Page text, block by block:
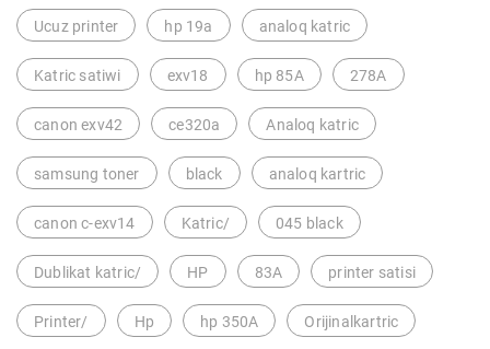
Ucuz printer hp 19a analoq katric
Katric satiwi exv18 hp 85A 278A
canon exv42 ce320a Analoq katric
samsung toner black analoq kartric
canon c-exv14 Katric/ 045 black
Dublikat katric/ HP 83A printer satisi
Printer/ Hp hp 350A Orijinalkartric